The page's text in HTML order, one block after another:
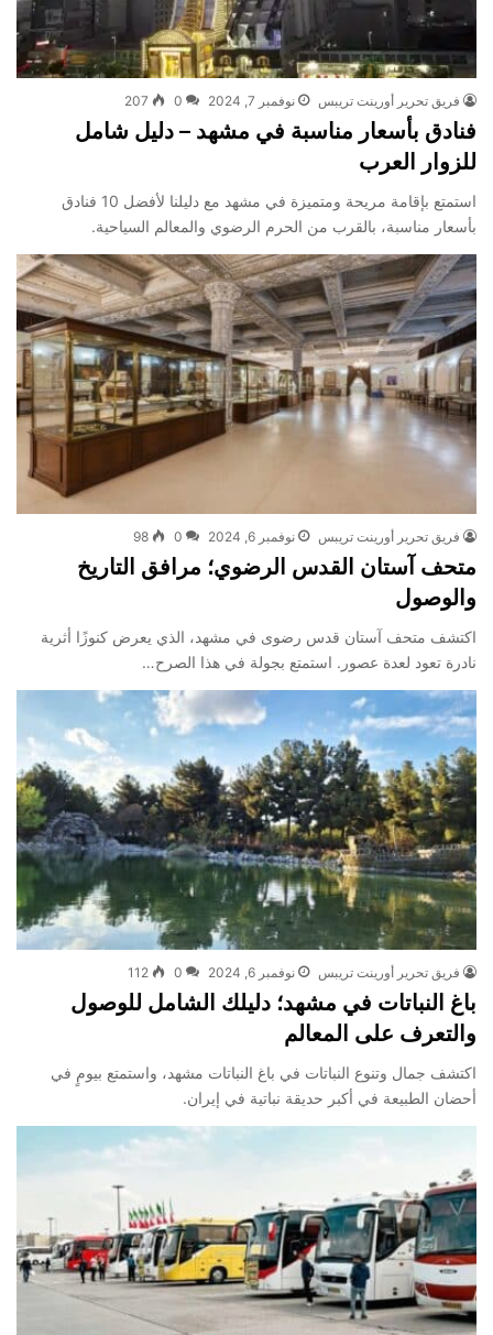
فريق تحرير أورينت تريبس نوفمبر 7, 2024 0
207
فنادق بأسعار مناسبة في مشهد – دليل شامل
للزوار العرب
استمتع بإقامة مريحة ومتميزة في مشهد مع دليلنا لأفضل 10 فنادق
بأسعار مناسبة، بالقرب من الحرم الرضوي والمعالم السياحية.
فريق تحرير أورينت تريبس نوفمبر 6, 2024 0
98
متحف آستان القدس الرضوي؛ مرافق التاريخ
والوصول
اكتشف متحف آستان قدس رضوی في مشهد، الذي يعرض كنوزًا أثرية
نادرة تعود لعدة عصور. استمتع بجولة في هذا الصرح…
فريق تحرير أورينت تريبس نوفمبر 6, 2024 0
112
باغ النباتات في مشهد؛ دليلك الشامل للوصول
والتعرف على المعالم
اكتشف جمال وتنوع النباتات في باغ النباتات مشهد، واستمتع بيومٍ في
أحضان الطبيعة في أكبر حديقة نباتية في إيران.